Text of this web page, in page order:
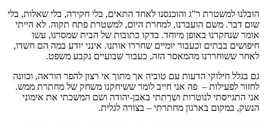
הובלנו למשטרת ר”ג והוכנסנו לאחד התאים, בלי חקירה, בלי שאלות, בלי
שום דבר. משם הועברנו, למחרת היום, למשטרת פתח תקוה. לא הייתי
אומר שנחקרנו באופן מיוחד. בדקו כתובות של הבית שמסרנו, עשו
חיפושים בבתים וכעבור יומיים שחררו אותנו. אינני יודע במה הם חשדו,
לאחר ששוחררנו מהמאסר הזה, כעבור שבועיים נקבע משפט.
גם בגלל חילוקי הדעות עם טוביה אך מתוך אי רצון להפר הוראה, וכוונה
לחזור לפעילות – פה אני חייב לומר ששיחקנו משחק של מחתרת ממש.
אני התגייסתי לנוטרות ושֵרַתִתי באבן-יהודה ושם המשכתי את אימוני
הנשק, במקום בארגון מחתרתי – בצורה לגלית.